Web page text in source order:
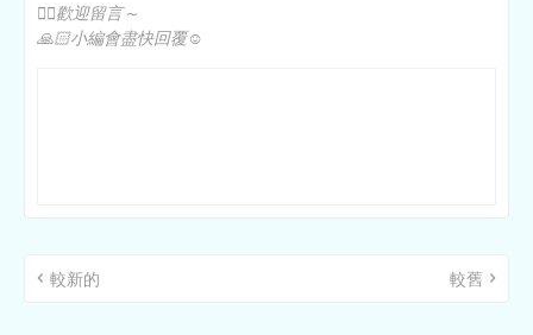
✍🏻歡迎留言～
🙏🏻小編會盡快回覆☺️
較新的 較舊